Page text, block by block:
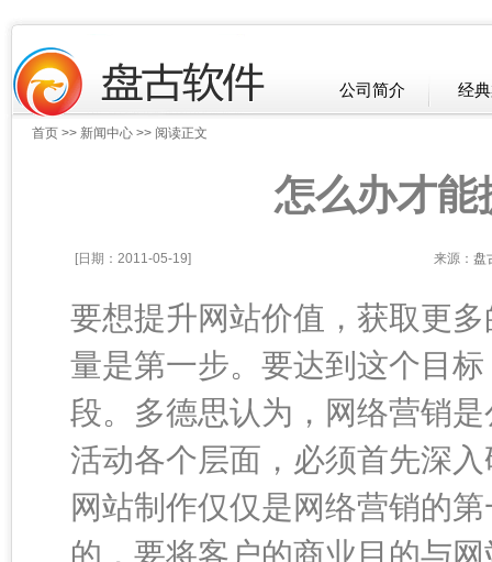
公司简介 经
首页>> 新闻中心>> 阅读正文
怎么办才能
[日期：2011-05-19] 来源： 盘
要想提升网站价值，获取更
量是第一步。要达到这个目
段。多德思认为，网络营销
活动各个层面，必须首先深
网站制作仅仅是网络营销的
的，要将客户的商业目的与